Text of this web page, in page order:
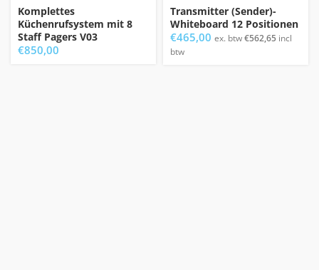
Komplettes
Küchenrufsystem mit 8
Staff Pagers V03
€850,00
Transmitter (Sender)-
Whiteboard 12 Positionen
€465,00 ex. btw€562,65 incl
btw